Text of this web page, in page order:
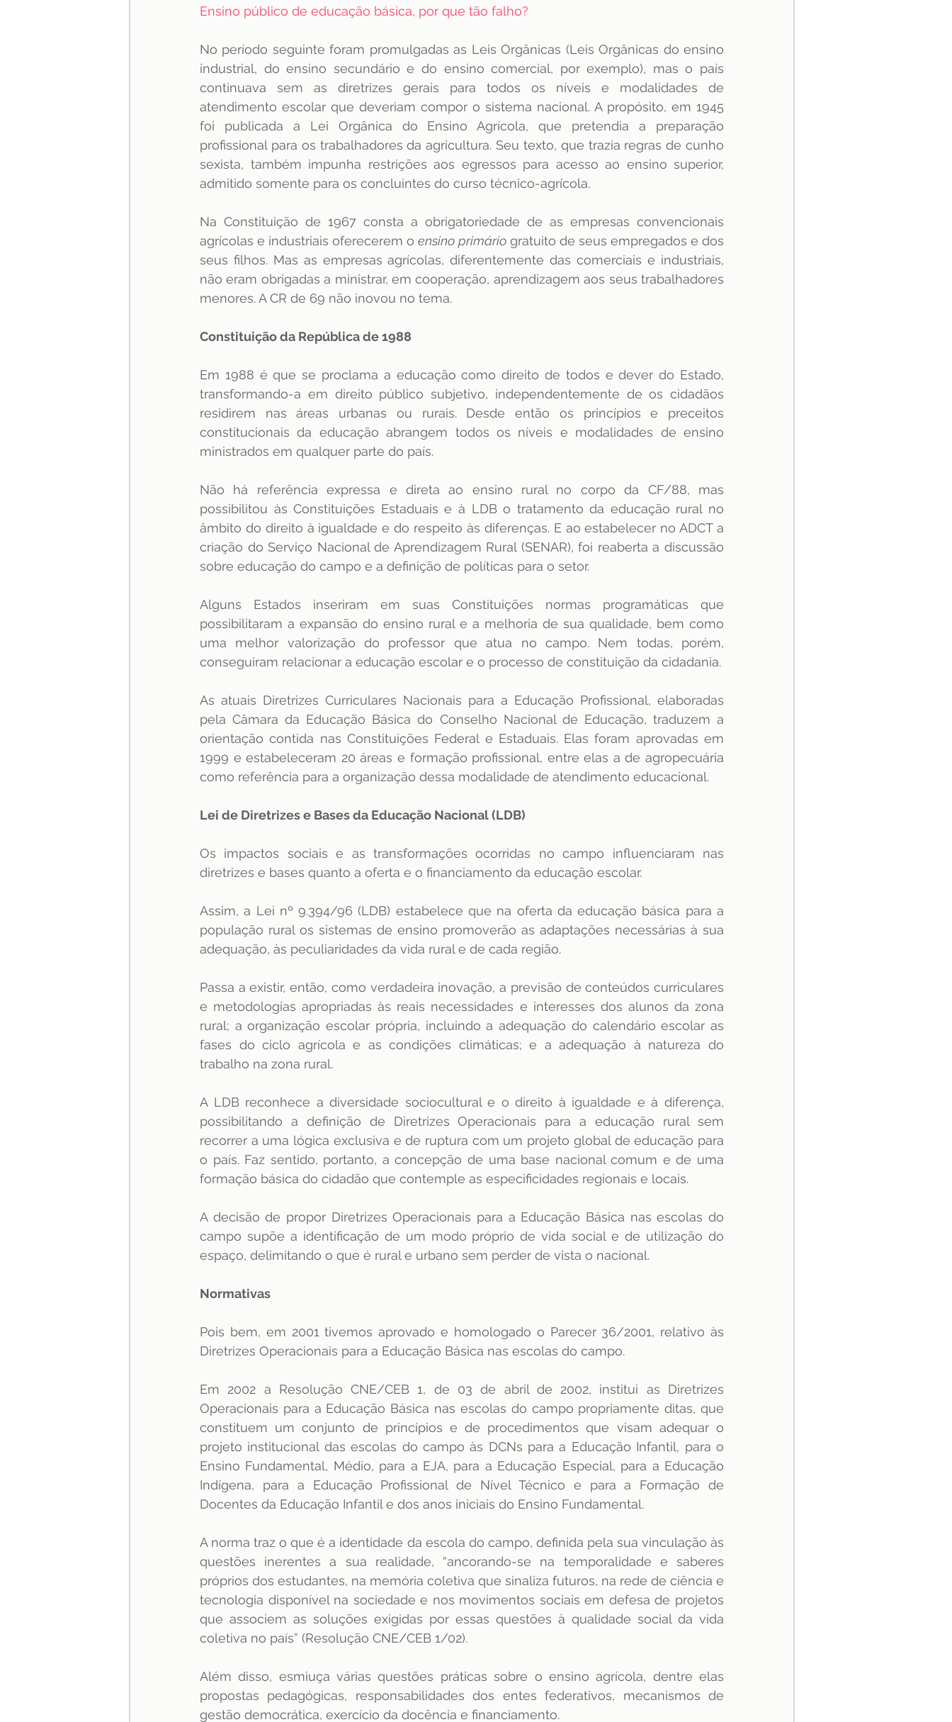
Ensino público de educação básica, por que tão falho?
No período seguinte foram promulgadas as Leis Orgânicas (Leis Orgânicas do ensino
industrial, do ensino secundário e do ensino comercial, por exemplo), mas o país
continuava sem as diretrizes gerais para todos os níveis e modalidades de
atendimento escolar que deveriam compor o sistema nacional. A propósito, em 1945
foi publicada a Lei Orgânica do Ensino Agrícola, que pretendia a preparação
profissional para os trabalhadores da agricultura. Seu texto, que trazia regras de cunho
sexista, também impunha restrições aos egressos para acesso ao ensino superior,
admitido somente para os concluintes do curso técnico-agrícola.
Na Constituição de 1967 consta a obrigatoriedade de as empresas convencionais
agrícolas e industriais oferecerem o ensino primário gratuito de seus empregados e dos
seus filhos. Mas as empresas agrícolas, diferentemente das comerciais e industriais,
não eram obrigadas a ministrar, em cooperação, aprendizagem aos seus trabalhadores
menores. A CR de 69 não inovou no tema.
Constituição da República de 1988
Em 1988 é que se proclama a educação como direito de todos e dever do Estado,
transformando-a em direito público subjetivo, independentemente de os cidadãos
residirem nas áreas urbanas ou rurais. Desde então os princípios e preceitos
constitucionais da educação abrangem todos os níveis e modalidades de ensino
ministrados em qualquer parte do país.
Não há referência expressa e direta ao ensino rural no corpo da CF/88, mas
possibilitou às Constituições Estaduais e à LDB o tratamento da educação rural no
âmbito do direito à igualdade e do respeito às diferenças. E ao estabelecer no ADCT a
criação do Serviço Nacional de Aprendizagem Rural (SENAR), foi reaberta a discussão
sobre educação do campo e a definição de políticas para o setor.
Alguns Estados inseriram em suas Constituições normas programáticas que
possibilitaram a expansão do ensino rural e a melhoria de sua qualidade, bem como
uma melhor valorização do professor que atua no campo. Nem todas, porém,
conseguiram relacionar a educação escolar e o processo de constituição da cidadania.
As atuais Diretrizes Curriculares Nacionais para a Educação Profissional, elaboradas
pela Câmara da Educação Básica do Conselho Nacional de Educação, traduzem a
orientação contida nas Constituições Federal e Estaduais. Elas foram aprovadas em
1999 e estabeleceram 20 áreas e formação profissional, entre elas a de agropecuária
como referência para a organização dessa modalidade de atendimento educacional.
Lei de Diretrizes e Bases da Educação Nacional (LDB)
Os impactos sociais e as transformações ocorridas no campo influenciaram nas
diretrizes e bases quanto a oferta e o financiamento da educação escolar.
Assim, a Lei nº 9.394/96 (LDB) estabelece que na oferta da educação básica para a
população rural os sistemas de ensino promoverão as adaptações necessárias à sua
adequação, às peculiaridades da vida rural e de cada região.
Passa a existir, então, como verdadeira inovação, a previsão de conteúdos curriculares
e metodologias apropriadas às reais necessidades e interesses dos alunos da zona
rural; a organização escolar própria, incluindo a adequação do calendário escolar as
fases do ciclo agrícola e as condições climáticas; e a adequação à natureza do
trabalho na zona rural.
A LDB reconhece a diversidade sociocultural e o direito à igualdade e à diferença,
possibilitando a definição de Diretrizes Operacionais para a educação rural sem
recorrer a uma lógica exclusiva e de ruptura com um projeto global de educação para
o país. Faz sentido, portanto, a concepção de uma base nacional comum e de uma
formação básica do cidadão que contemple as especificidades regionais e locais.
A decisão de propor Diretrizes Operacionais para a Educação Básica nas escolas do
campo supõe a identificação de um modo próprio de vida social e de utilização do
espaço, delimitando o que é rural e urbano sem perder de vista o nacional.
Normativas
Pois bem, em 2001 tivemos aprovado e homologado o Parecer 36/2001, relativo às
Diretrizes Operacionais para a Educação Básica nas escolas do campo.
Em 2002 a Resolução CNE/CEB 1, de 03 de abril de 2002, institui as Diretrizes
Operacionais para a Educação Básica nas escolas do campo propriamente ditas, que
constituem um conjunto de princípios e de procedimentos que visam adequar o
projeto institucional das escolas do campo às DCNs para a Educação Infantil, para o
Ensino Fundamental, Médio, para a EJA, para a Educação Especial, para a Educação
Indígena, para a Educação Profissional de Nível Técnico e para a Formação de
Docentes da Educação Infantil e dos anos iniciais do Ensino Fundamental.
A norma traz o que é a identidade da escola do campo, definida pela sua vinculação às
questões inerentes a sua realidade, “ancorando-se na temporalidade e saberes
próprios dos estudantes, na memória coletiva que sinaliza futuros, na rede de ciência e
tecnologia disponível na sociedade e nos movimentos sociais em defesa de projetos
que associem as soluções exigidas por essas questões à qualidade social da vida
coletiva no país” (Resolução CNE/CEB 1/02).
Além disso, esmiuça várias questões práticas sobre o ensino agrícola, dentre elas
propostas pedagógicas, responsabilidades dos entes federativos, mecanismos de
gestão democrática, exercício da docência e financiamento.